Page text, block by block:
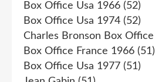
Box Office Usa 1966 (52)
Box Office Usa 1974 (52)
Charles Bronson Box Office
Box Office France 1966 (51)
Box Office Usa 1977 (51)